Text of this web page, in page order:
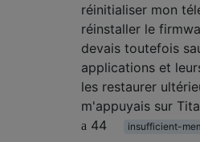
réinitialiser mon
réinstaller le
devais toutefois
applications et
les restaurer
m'appuyais sur
44
insufficient-